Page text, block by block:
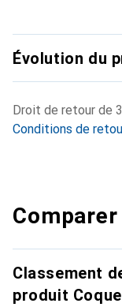
Évolution du
Droit de retour de
Conditions de
Classement
produit